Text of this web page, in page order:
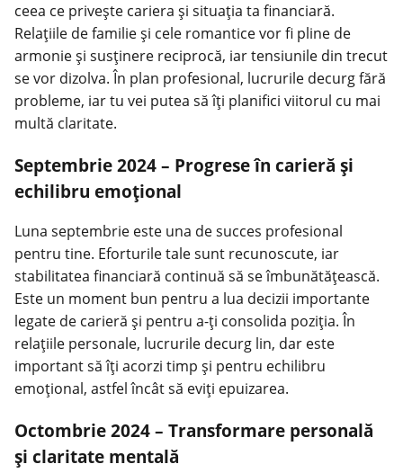
ceea ce privește cariera și situația ta financiară.
Relațiile de familie și cele romantice vor fi pline de
armonie și susținere reciprocă, iar tensiunile din trecut
se vor dizolva. În plan profesional, lucrurile decurg fără
probleme, iar tu vei putea să îți planifici viitorul cu mai
multă claritate.
Septembrie 2024 – Progrese în carieră și
echilibru emoțional
Luna septembrie este una de succes profesional
pentru tine. Eforturile tale sunt recunoscute, iar
stabilitatea financiară continuă să se îmbunătățească.
Este un moment bun pentru a lua decizii importante
legate de carieră și pentru a-ți consolida poziția. În
relațiile personale, lucrurile decurg lin, dar este
important să îți acorzi timp și pentru echilibru
emoțional, astfel încât să eviți epuizarea.
Octombrie 2024 – Transformare personală
și claritate mentală